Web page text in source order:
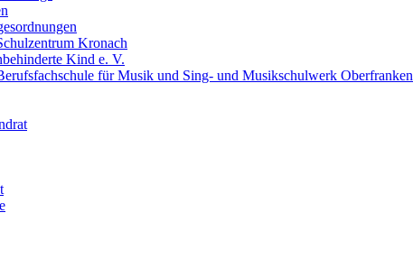
Kronach
Kind e. V.
für Musik und Sing- und Musikschulwerk Oberfranken